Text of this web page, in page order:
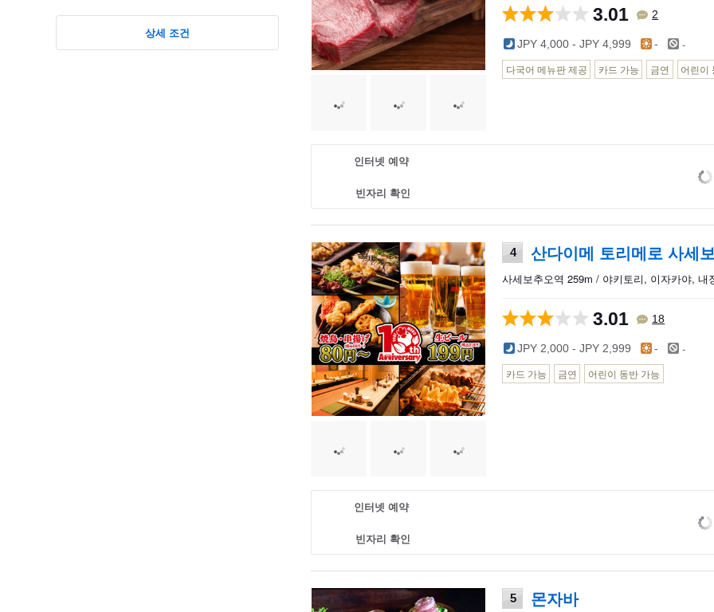
상세 조건
3.01 2
JPY 4,000 - JPY 4,999 - -
다국어 메뉴판 제공 카드 가능 금연 어린이
인터넷 예약
빈자리 확인
4 산다이메 토리메로 사세
사세보추오역 259m / 야키토리, 이자카야, 내
3.01 18
JPY 2,000 - JPY 2,999 - -
카드 가능 금연 어린이 동반 가능
인터넷 예약
빈자리 확인
5 몬자바